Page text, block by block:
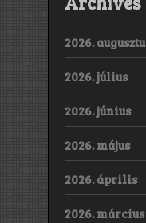
2026.
2026. július
2026. június
2026. május
2026. április
2026. március